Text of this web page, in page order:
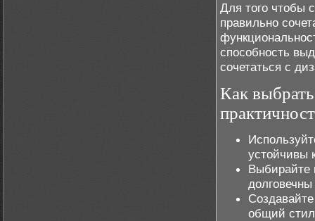
Для того чтобы
правильно
способность
сочетаться с
Как
устойчивы
Выбирайте
общий